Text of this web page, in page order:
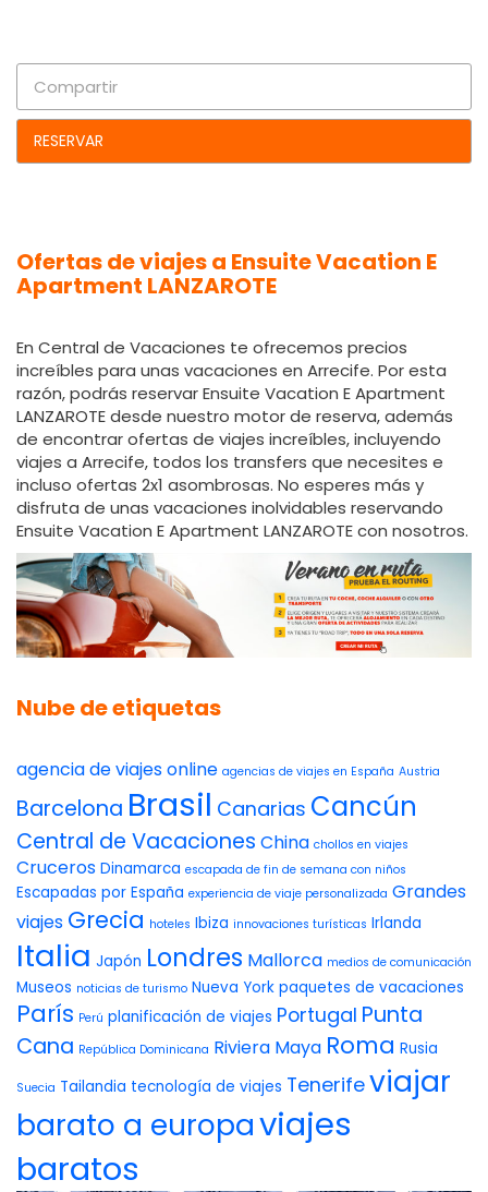
Compartir
RESERVAR
Ofertas de viajes a Ensuite Vacation E
Apartment LANZAROTE
En Central de Vacaciones te ofrecemos precios
increíbles para unas vacaciones en Arrecife. Por esta
razón, podrás reservar Ensuite Vacation E Apartment
LANZAROTE desde nuestro motor de reserva, además
de encontrar ofertas de viajes increíbles, incluyendo
viajes a Arrecife, todos los transfers que necesites e
incluso ofertas 2x1 asombrosas. No esperes más y
disfruta de unas vacaciones inolvidables reservando
Ensuite Vacation E Apartment LANZAROTE con nosotros.
Nube de etiquetas
agencia de viajes online agencias de viajes en España Austria
Barcelona Brasil Canarias Cancún
Central de Vacaciones China chollos en viajes
Cruceros Dinamarca escapada de fin de semana con niños
Escapadas por España experiencia de viaje personalizada Grandes
viajes Grecia hoteles Ibiza innovaciones turísticas Irlanda
Italia Japón Londres Mallorca medios de comunicación
Museos noticias de turismo Nueva York paquetes de vacaciones
París Perú planificación de viajes Portugal Punta
Cana República Dominicana Riviera Maya Roma Rusia
Suecia Tailandia tecnología de viajes Tenerifeviajar
barato a europaviajes
baratos